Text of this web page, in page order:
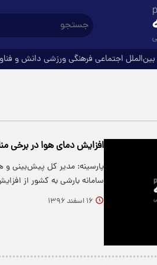
بین‌الملل اجتماعی فرهنگیورزشی دانش و
افزایش دمای هوا در برخی
پارسینه: مدیر کل پیش‌بینی و
سامانه بارشی به کشور از
۱۶ اسفند ۱۳۹۶